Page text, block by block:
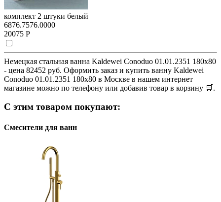
комплект 2 штуки белый
6876.7576.0000
20075 Р
Немецкая стальная ванна Kaldewei Conoduo 01.01.2351 180x80
- цена 82452 руб. Оформить заказ и купить ванну Kaldewei
Conoduo 01.01.2351 180x80 в Москве в нашем интернет
магазине можно по телефону или добавив товар в корзину 🛒.
С этим товаром покупают:
Смесители для ванн